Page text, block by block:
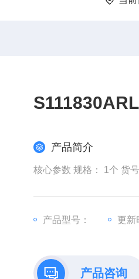
产品简介
产品型号： 更新
产品咨询